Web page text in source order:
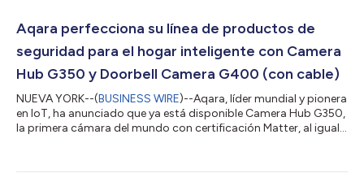
Aqara perfecciona su línea de productos de
seguridad para el hogar inteligente con Camera
Hub G350 y Doorbell Camera G400 (con cable)
NUEVA YORK--(BUSINESS WIRE)--Aqara, líder mundial y pionera
en IoT, ha anunciado que ya está disponible Camera Hub G350,
la primera cámara del mundo con certificación Matter, al igual
inteligente y en conjunto, ofrecen una interoperabilidad